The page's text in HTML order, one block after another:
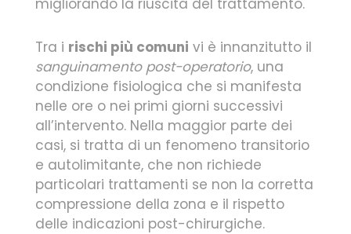
Tra i rischi più comuni vi è innanzitutto il
sanguinamento post-operatorio, una
condizione fisiologica che si manifesta
nelle ore o nei primi giorni successivi
all’intervento. Nella maggior parte dei
casi, si tratta di un fenomeno transitorio
e autolimitante, che non richiede
particolari trattamenti se non la corretta
compressione della zona e il rispetto
delle indicazioni post-chirurgiche.